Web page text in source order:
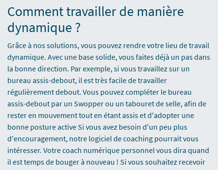
Comment travailler de manière
dynamique ?
Grâce à nos solutions, vous pouvez rendre votre lieu de travail
dynamique. Avec une base solide, vous faites déjà un pas dans
la bonne direction. Par exemple, si vous travaillez sur un
bureau assis-debout, il est très facile de travailler
régulièrement debout. Vous pouvez compléter le bureau
assis-debout par un Swopper ou un tabouret de selle, afin de
rester en mouvement tout en étant assis et d'adopter une
bonne posture active Si vous avez besoin d'un peu plus
d'encouragement, notre logiciel de coaching pourrait vous
intéresser. Votre coach numérique personnel vous dira quand
il est temps de bouger à nouveau ! Si vous souhaitez recevoir